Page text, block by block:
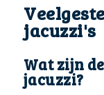
jacuzzi's
Wat zijn
jacuzzi?